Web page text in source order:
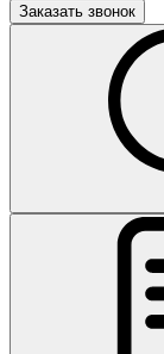
Заказать звонок